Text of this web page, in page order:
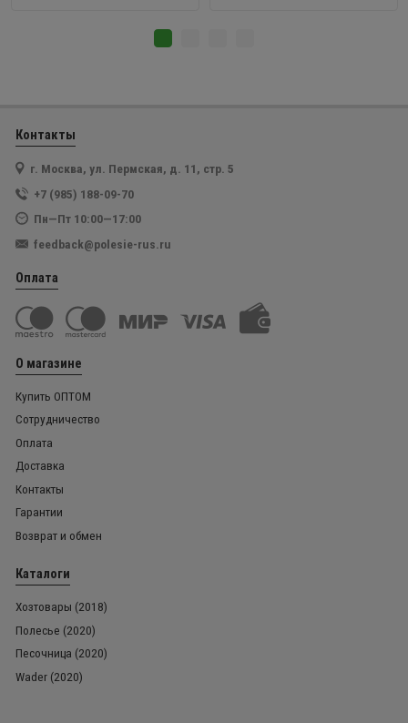
Контакты
г. Москва, ул. Пермская, д. 11, стр. 5
+7 (985) 188-09-70
Пн—Пт 10:00—17:00
feedback@polesie-rus.ru
Оплата
О магазине
Купить ОПТОМ
Сотрудничество
Оплата
Доставка
Контакты
Гарантии
Возврат и обмен
Каталоги
Хозтовары (2018)
Полесье (2020)
Песочница (2020)
Wader (2020)